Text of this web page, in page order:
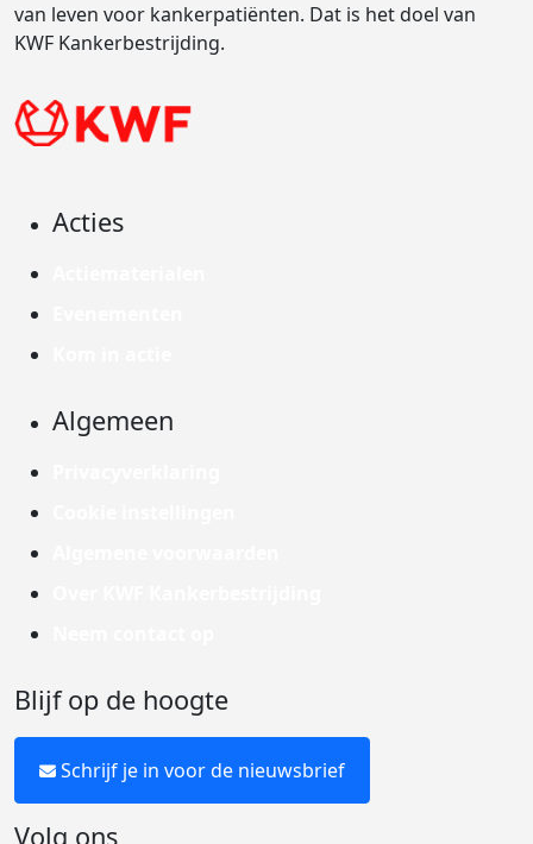
van leven voor kankerpatiënten. Dat is het doel van
KWF Kankerbestrijding.
Acties
Algemeen
Blijf op de hoogte
Schrijf je in voor de nieuwsbrief
Volg ons